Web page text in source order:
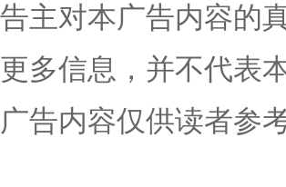
告主对本广告内容的
更多信息，并不代表
广告内容仅供读者参考